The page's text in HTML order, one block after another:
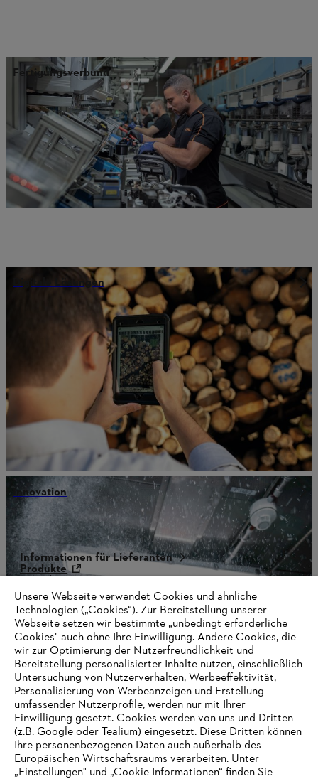
Fertigungsverbund
Digitale Lösungen
Innovation
Informationen für Lieferanten
Produkte
Kontakt
Karriere
Hinweisgebersystem
Unsere Webseite verwendet Cookies und ähnliche
Technologien („Cookies“). Zur Bereitstellung unserer
Webseite setzen wir bestimmte „unbedingt erforderliche
Cookies" auch ohne Ihre Einwilligung. Andere Cookies, die
wir zur Optimierung der Nutzerfreundlichkeit und
Bereitstellung personalisierter Inhalte nutzen, einschließlich
Untersuchung von Nutzerverhalten, Werbeeffektivität,
Personalisierung von Werbeanzeigen und Erstellung
umfassender Nutzerprofile, werden nur mit Ihrer
Einwilligung gesetzt. Cookies werden von uns und Dritten
(z.B. Google oder Tealium) eingesetzt. Diese Dritten können
Ihre personenbezogenen Daten auch außerhalb des
Europäischen Wirtschaftsraums verarbeiten. Unter
„Einstellungen" und „Cookie Informationen“ finden Sie